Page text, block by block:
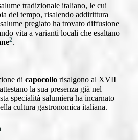
tradizionale italiano, le cui
del tempo, risalendo addirittura
pregiato ha trovato diffusione
vita a varianti locali che esaltano
2.
di capocollo risalgono al XVII
la sua presenza già nel
specialità salumiera ha incarnato
cultura gastronomica italiana.